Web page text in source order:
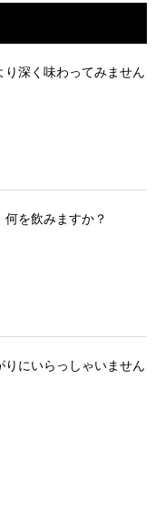
り深く味わってみません
何を飲みますか？
りにいらっしゃいません